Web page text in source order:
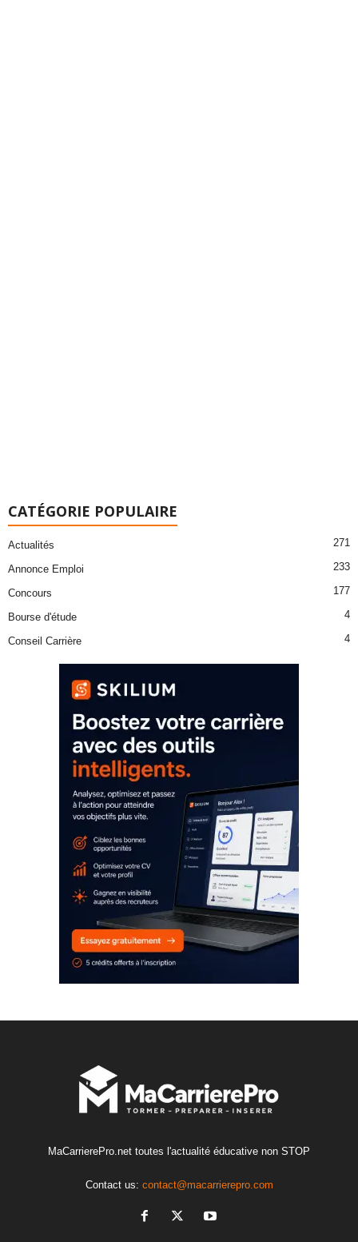
CATÉGORIE POPULAIRE
Actualités 271
Annonce Emploi 233
Concours 177
Bourse d'étude 4
Conseil Carrière 4
MaCarrierePro.net toutes l'actualité éducative non STOP
Contact us: contact@macarrierepro.com